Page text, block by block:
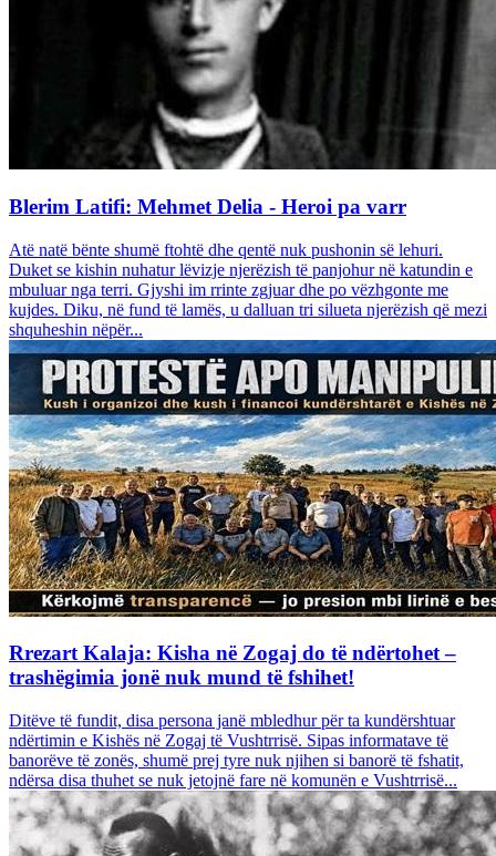
Blerim Latifi: Mehmet Delia - Heroi pa varr
Atë natë bënte shumë ftohtë dhe qentë nuk pushonin së lehuri.
Duket se kishin nuhatur lëvizje njerëzish të panjohur në katundin e
mbuluar nga terri. Gjyshi im rrinte zgjuar dhe po vëzhgonte me
kujdes. Diku, në fund të lamës, u dalluan tri silueta njerëzish që mezi
shquheshin nëpër...
Rrezart Kalaja: Kisha në Zogaj do të ndërtohet –
trashëgimia jonë nuk mund të fshihet!
Ditëve të fundit, disa persona janë mbledhur për ta kundërshtuar
ndërtimin e Kishës në Zogaj të Vushtrrisë. Sipas informatave të
banorëve të zonës, shumë prej tyre nuk njihen si banorë të fshatit,
ndërsa disa thuhet se nuk jetojnë fare në komunën e Vushtrrisë...